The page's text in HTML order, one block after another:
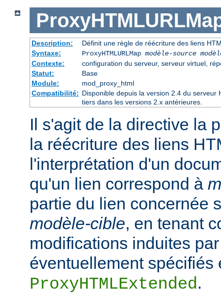
Description:
Définit une règle de réécriture des liens
Syntaxe:
ProxyHTMLURLMap modèle-source
Contexte:
configuration du serveur, serveur virtuel,
Statut:
Base
Module:
mod_proxy_html
Compatibilité: Disponible depuis la version 2.4 du serveur
tiers dans les versions 2.x antérieures.
Il s'agit de la directive la
la réécriture des liens
l'interprétation d'un
qu'un lien correspond à
partie du lien concernée
modèle-cible, en tenant
modifications induites
éventuellement spécifiés
ProxyHTMLExtended.